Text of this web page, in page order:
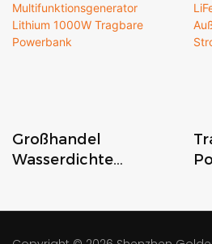
Großhandel
Wasserdichte
ator Lithium 1000W